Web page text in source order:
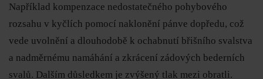
Například kompenzace nedostatečného pohybového
rozsahu v kyčlích pomocí naklonění pánve dopředu, což
vede uvolnění a dlouhodobě k ochabnutí břišního svalstva
a nadměrnému namáhání a zkrácení zádových bederních
svalů. Dalším důsledkem je zvýšený tlak mezi obratli.